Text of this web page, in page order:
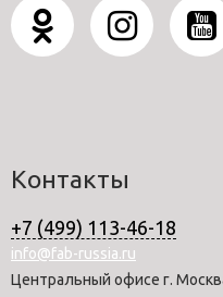
Контакты
+7 (499) 113-46-18
info@fab-russia.ru
Центральный офисе г.